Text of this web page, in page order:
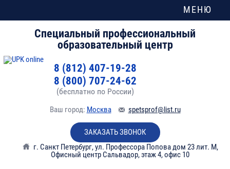
Специальный профессиональный
образовательный центр
8 (812) 407-19-28
8 (800) 707-24-62
(бесплатно по России)
Ваш город: Москва spetsprof@list.ru
ЗАКАЗАТЬ ЗВОНОК
г. Санкт Петербург,ул. Профессора Попова дом 23 лит. М,
Офисный центр Сальвадор, этаж 4, офис 10
МЕНЮ